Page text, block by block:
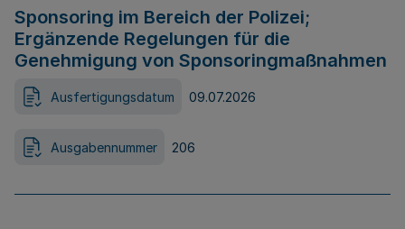
Sponsoring im Bereich der Polizei;
Ergänzende Regelungen für die
Genehmigung von Sponsoringmaßnahmen
Ausfertigungsdatum 09.07.2026
Ausgabennummer 206